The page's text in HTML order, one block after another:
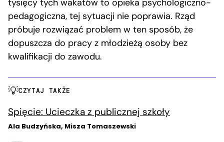
tysięcy tych wakatów to opieka psychologiczno-
pedagogiczna, tej sytuacji nie poprawia. Rząd
próbuje rozwiązać problem w ten sposób, że
dopuszcza do pracy z młodzieżą osoby bez
kwalifikacji do zawodu.
CZYTAJ TAKŻE
Spięcie: Ucieczka z publicznej szkoły
Ala Budzyńska, Misza Tomaszewski